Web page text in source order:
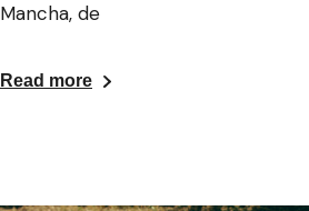
Mancha, de
Read more